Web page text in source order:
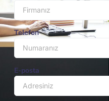
Telefon
E-posta